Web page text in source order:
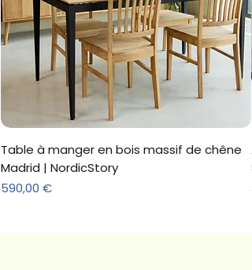
Table à manger en bois massif de chêne
Madrid | NordicStory
Prix
590,00 €